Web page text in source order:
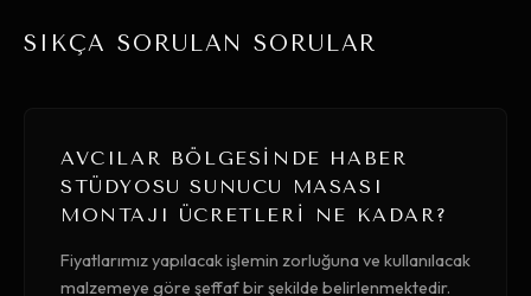
SIKÇA SORULAN SORULAR
AVCILAR BÖLGESINDE HABER
STÜDYOSU SUNUCU MASASI
MONTAJI ÜCRETLERI NE KADAR?
Fiyatlarımız yapılacak işlemin zorluğuna ve kullanılacak
malzemeye göre şeffaf bir şekilde belirlenmektedir.